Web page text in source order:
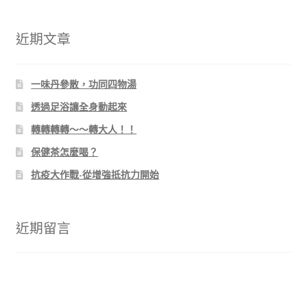
字:
近期文章
一味丹參散，功同四物湯
透過足浴讓全身動起來
轉轉轉轉～～轉大人！！
保健茶怎麼喝？
抗疫大作戰-從增強抵抗力開始
近期留言